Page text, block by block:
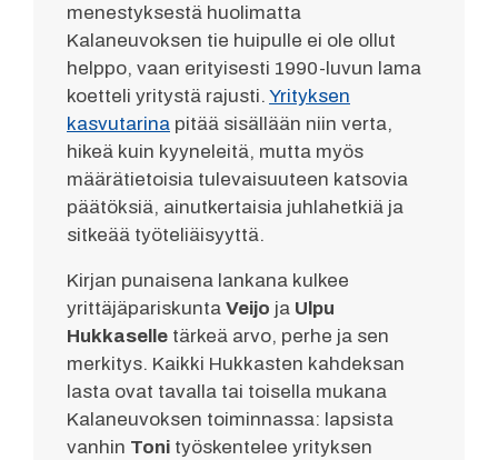
menestyksestä huolimatta
Kalaneuvoksen tie huipulle ei ole ollut
helppo, vaan erityisesti 1990-luvun lama
koetteli yritystä rajusti. Yrityksen
kasvutarina pitää sisällään niin verta,
hikeä kuin kyyneleitä, mutta myös
määrätietoisia tulevaisuuteen katsovia
päätöksiä, ainutkertaisia juhlahetkiä ja
sitkeää työteliäisyyttä.
Kirjan punaisena lankana kulkee
yrittäjäpariskunta Veijo ja Ulpu
Hukkaselle tärkeä arvo, perhe ja sen
merkitys. Kaikki Hukkasten kahdeksan
lasta ovat tavalla tai toisella mukana
Kalaneuvoksen toiminnassa: lapsista
vanhin Toni työskentelee yrityksen